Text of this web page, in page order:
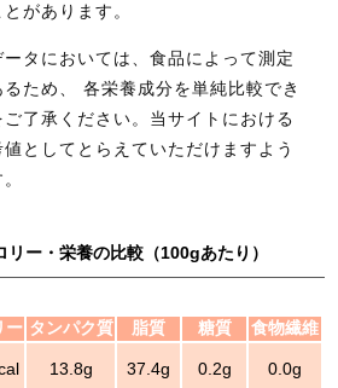
があります。
タにおいては、食品によって測定
ため、 各栄養成分を単純比較でき
了承ください。当サイトにおける
としてとらえていただけますよう
ー・栄養の比較（100gあたり）
ー タンパク質 脂質 糖質 食物繊維
13.8g 37.4g 0.2g 0.0g